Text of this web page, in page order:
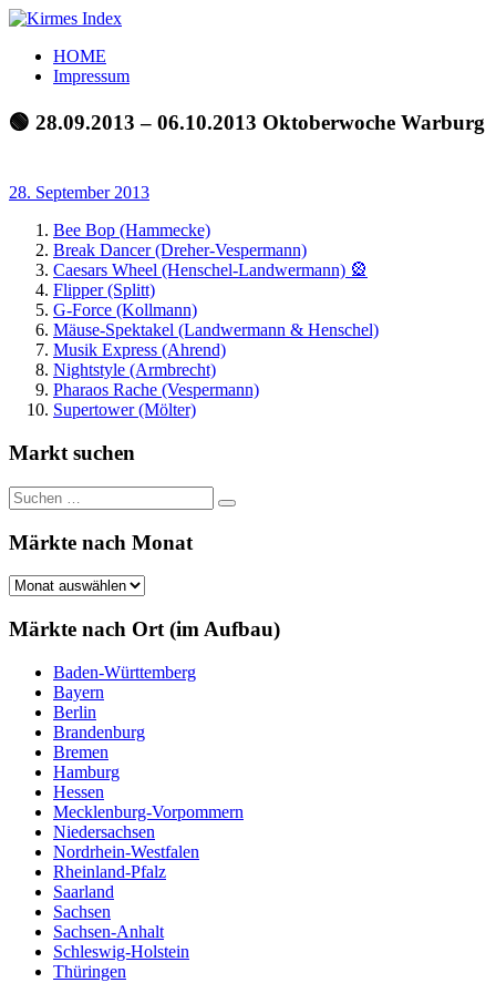
Zum
springen
Kirmes
Index
Tourpläne
der
letzten
HOME
Impressum
🟢 28.09.2013 – 06.10.2013 Oktoberwoche Warburg
28. September 2013
Bee Bop (Hammecke)
Break Dancer (Dreher-Vespermann)
Caesars Wheel (Henschel-Landwermann) 🎡
Flipper (Splitt)
G-Force (Kollmann)
Mäuse-Spektakel (Landwermann & Henschel)
Musik Express (Ahrend)
Nightstyle (Armbrecht)
Pharaos Rache (Vespermann)
Supertower (Mölter)
Markt suchen
Suchen
nach:
Suchen
Märkte nach Monat
Märkte
Monat
Märkte nach Ort (im Aufbau)
Baden-Württemberg
Bayern
Berlin
Brandenburg
Bremen
Hamburg
Hessen
Mecklenburg-Vorpommern
Niedersachsen
Nordrhein-Westfalen
Rheinland-Pfalz
Saarland
Sachsen
Sachsen-Anhalt
Schleswig-Holstein
Thüringen